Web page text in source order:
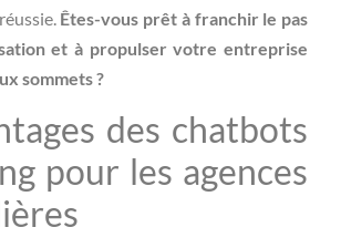
Êtes-vous prêt à franchir le pas
et à propulser votre entreprise
sommets ?
des chatbots
pour les agences